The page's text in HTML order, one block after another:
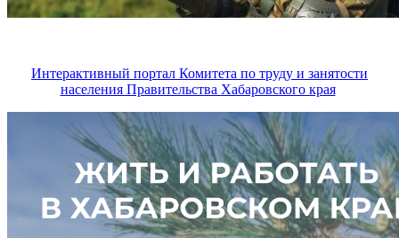
Интерактивный портал Комитета по труду и занятости
населения Правительства Хабаровского края